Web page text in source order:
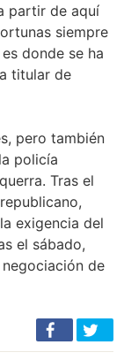
partir de aquí
siempre
donde se ha
titular de
pero también
policía
Tras el
exigencia del
el sábado,
de